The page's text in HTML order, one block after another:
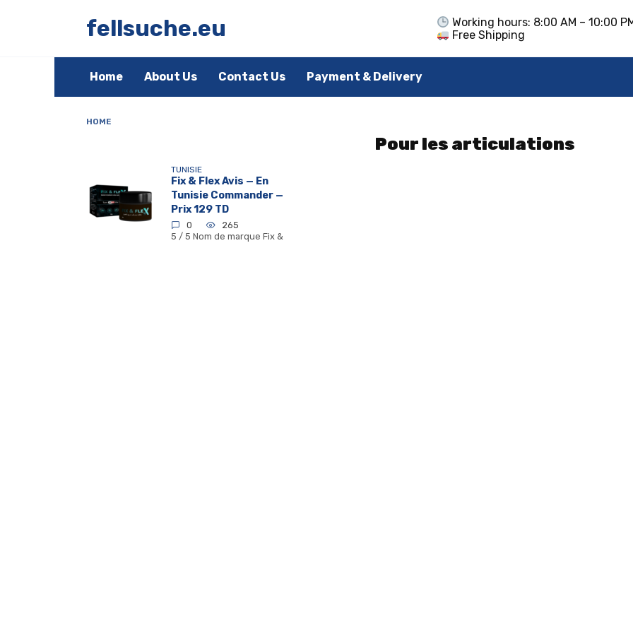
fellsuche.eu
Working hours: 8:00 AM – 10:00
Free Shipping
Home About Us Contact Us Payment & Delivery
HOME
Pour les articulations
TUNISIE
Fix & Flex Avis — En
Tunisie Commander —
Prix 129 TD
0
265
5 / 5 Nom de marque Fix &